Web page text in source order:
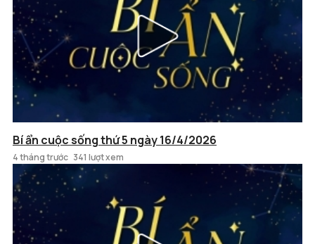
Bí ẩn cuộc sống thứ 5 ngày 16/4/2026
4 tháng trước 341 lượt xem